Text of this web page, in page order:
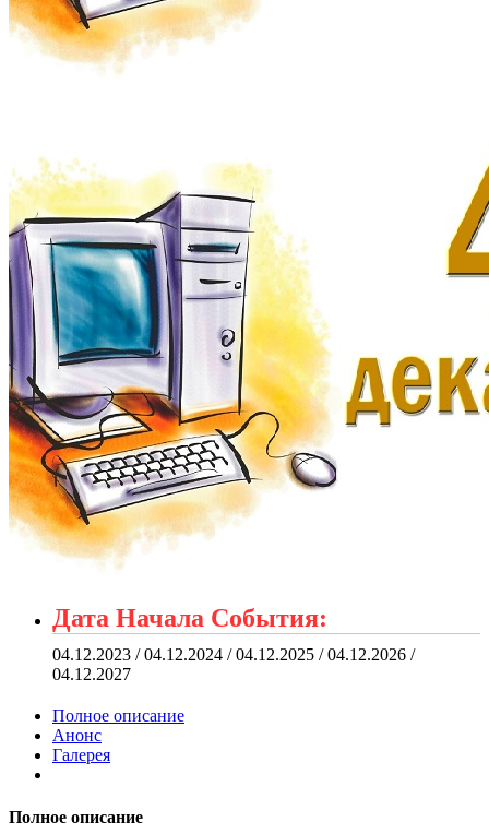
Дата Начала События:
04.12.2023 / 04.12.2024 / 04.12.2025 / 04.12.2026 /
04.12.2027
Полное описание
Анонс
Галерея
Полное описание